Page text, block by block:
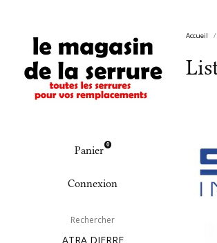
Panier 0
Connexion
ATRA DIERRE
Accueil